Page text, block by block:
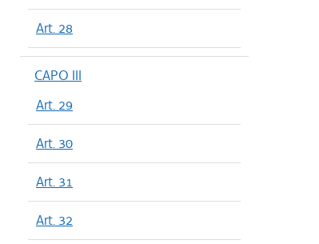
Art. 28
CAPO III
Art. 29
Art. 30
Art. 31
Art. 32